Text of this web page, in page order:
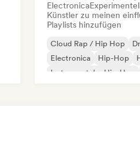
Electronica
Künstler zu meinen
Playlists hinzufügen
Cloud Rap / Hip Hop
Electronica
Hip-Hop
Instrumentaler Hip-Hop